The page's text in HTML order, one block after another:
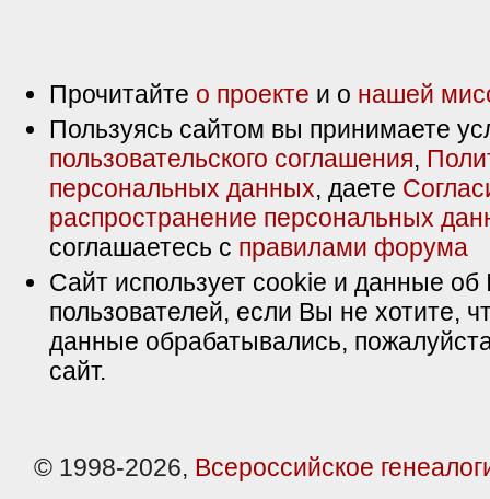
Прочитайте о проекте и о нашей
Пользуясь сайтом вы принимаете
пользовательского соглашения,
персональных данных, даете
распространение персональных
соглашаетесь с правилами форума
Сайт использует cookie и данные об
пользователей, если Вы не хотите,
данные обрабатывались,
сайт.
© 1998-2026, Всероссийское